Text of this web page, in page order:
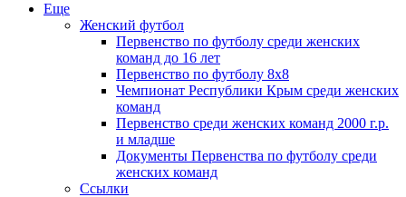
Еще
Женский футбол
Первенство по футболу среди женских
команд до 16 лет
Первенство по футболу 8х8
Чемпионат Республики Крым среди женских
команд
Первенство среди женских команд 2000 г.р.
и младше
Документы Первенства по футболу среди
женских команд
Ссылки